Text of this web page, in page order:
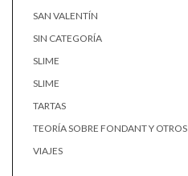
SAN VALENTÍN
SIN CATEGORÍA
SLIME
SLIME
TARTAS
TEORÍA SOBRE FONDANT Y OTROS
VIAJES